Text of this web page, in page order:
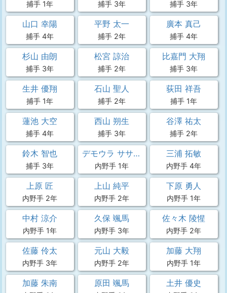
捕手 1年 捕手 3年 捕手 3年
山口 幸陽
捕手 4年
平野 太一
捕手 2年
廣本 真己
捕手 4年
杉山 由朗
捕手 3年
松宮 諒治
捕手 2年
比嘉門 大翔
捕手 3年
生井 優翔
捕手 1年
石山 聖人
捕手 2年
荻田 祥吾
捕手 1年
蓮池 大空
捕手 4年
西山 朔生
捕手 3年
谷澤 祐太
捕手 2年
鈴木 智也
捕手 3年
デモウラ ササダ ルーカス
内野手 1年
三浦 拓敏
内野手 4年
上原 匠
内野手 2年
上山 純平
内野手 2年
下原 勇人
内野手 1年
中村 涼介
内野手 1年
久保 颯馬
内野手 3年
佐々木 陵惺
内野手 2年
佐藤 伶太
内野手 3年
元山 大毅
内野手 2年
加藤 大翔
内野手 1年
加藤 朱南 原田 颯馬 土井 優史